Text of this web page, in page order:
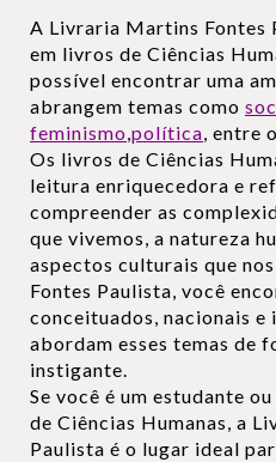
A Livraria Martins Fontes
em livros de Ciências
possível encontrar uma
abrangem temas como
feminismo,política, entre
Os livros de Ciências
leitura enriquecedora e
compreender as
que vivemos, a natureza
aspectos culturais que
Fontes Paulista, você
conceituados, nacionais e
abordam esses temas de
instigante.
Se você é um estudante
de Ciências Humanas, a
Paulista é o lugar ideal